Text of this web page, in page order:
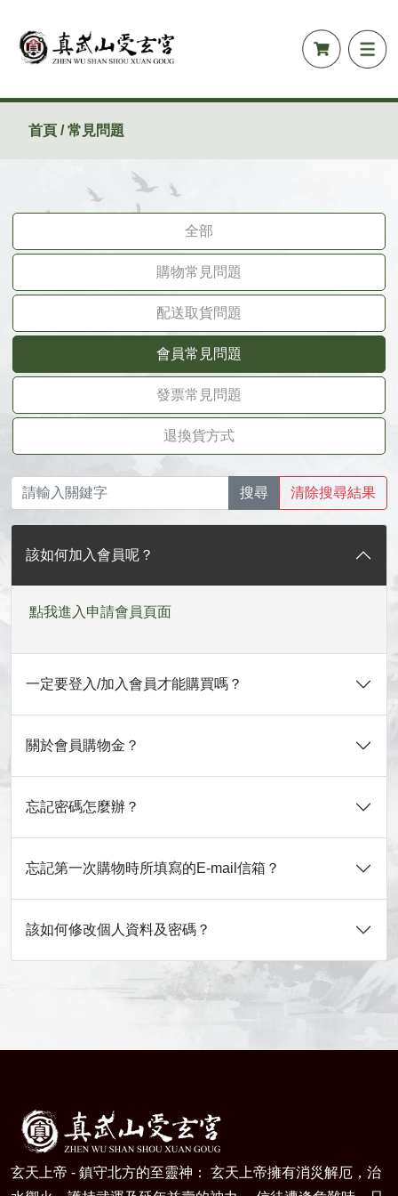
首頁 / 常見問題
全部
購物常見問題
配送取貨問題
會員常見問題
發票常見問題
退換貨方式
搜尋 清除搜尋結果
該如何加入會員呢？
點我進入申請會員頁面
一定要登入/加入會員才能購買嗎？
關於會員購物金？
忘記密碼怎麼辦？
忘記第一次購物時所填寫的E-mail信箱？
該如何修改個人資料及密碼？
玄天上帝 - 鎮守北方的至靈神： 玄天上帝擁有消災解厄，治